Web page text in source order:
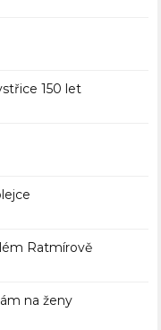
150 let
Ratmírově
na ženy